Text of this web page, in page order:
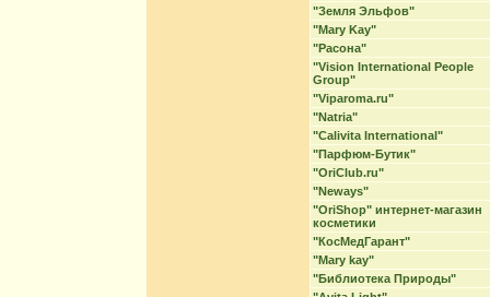
"Земля Эльфов"
"Mary Kay"
"Расона"
"Vision International People
Group"
"Viparoma.ru"
"Natria"
"Calivita International"
"Парфюм-Бутик"
"OriClub.ru"
"Neways"
"OriShop" интернет-магазин
косметики
"КосМедГарант"
"Mary kay"
"Библиотека Природы"